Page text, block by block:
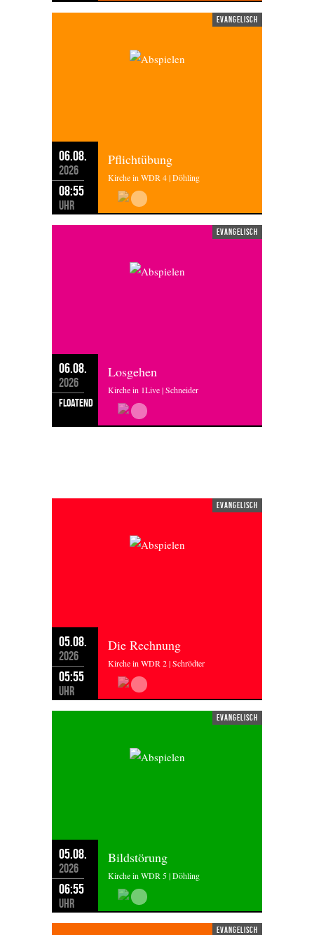
evangelisch
06.08.
2026
08:55
Uhr
Pflichtübung
Kirche in WDR 4 | Döhling
evangelisch
06.08.
2026
floatend
Losgehen
Kirche in 1Live | Schneider
evangelisch
05.08.
2026
05:55
Uhr
Die Rechnung
Kirche in WDR 2 | Schrödter
evangelisch
05.08.
2026
06:55
Uhr
Bildstörung
Kirche in WDR 5 | Döhling
evangelisch